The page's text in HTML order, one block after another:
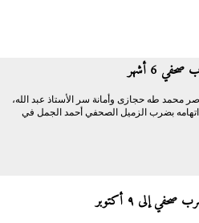
6 أشهر
محمد طه حجازى وأمانة سر الأستاذ عبد الله،
٦ أشهر وذلك في اتهامه بضرب الزميل الصحفي أحمد الجمل في
إلى ٩ أكتوبر